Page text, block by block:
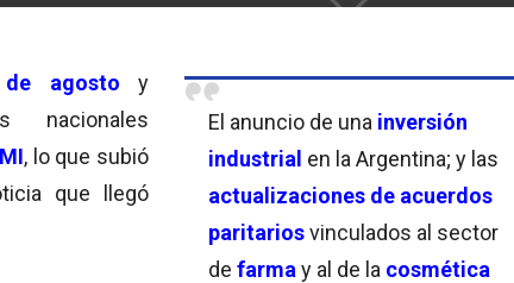
El anuncio de una inversión
industrial en la Argentina; y las
actualizaciones de acuerdos
paritariosvinculados al sector
de farma y al de la cosmética
de agosto y
nacionales
, lo que subió
que llegó